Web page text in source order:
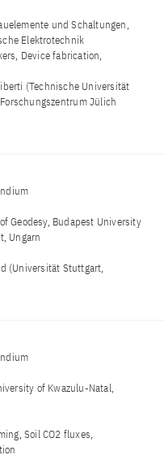
und Schaltungen,
Elektrotechnik
Device fabrication,
(Technische Universität
Jülich
Geodesy, Budapest University
Ungarn
(Universität Stuttgart,
of Kwazulu-Natal,
Soil CO2 fluxes,